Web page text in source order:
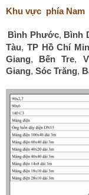
Khu vực phía Nam
Bình Phước, Bình
Tàu, TP Hồ Chí
Giang, Bến Tre,
Giang, Sóc Trăng,